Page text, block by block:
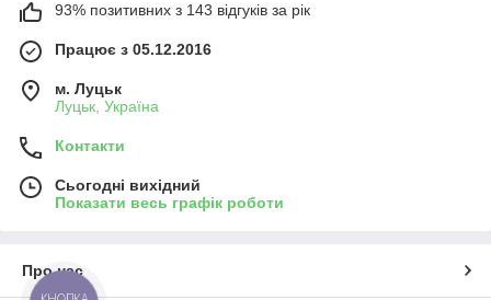
93% позитивних з 143 відгуків за рік
Працює з 05.12.2016
м. Луцьк
Луцьк, Україна
Контакти
Сьогодні вихідний
Показати весь графік роботи
Про нас